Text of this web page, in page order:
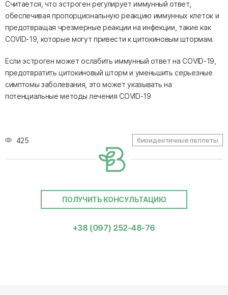
Считается, что эстроген регулирует иммунный ответ,
обеспечивая пропорциональную реакцию иммунных клеток и
предотвращая чрезмерные реакции на инфекции, такие как
COVID-19, которые могут привести к цитокиновым штормам.
Если эстроген может ослабить иммунный ответ на COVID-19,
предотвратить цитокиновый шторм и уменьшить серьезные
симптомы заболевания, это может указывать на
потенциальные методы лечения COVID-19
425 биоидентичные пеллеты
ПОЛУЧИТЬ КОНСУЛЬТАЦИЮ
+38 (097) 252-48-76